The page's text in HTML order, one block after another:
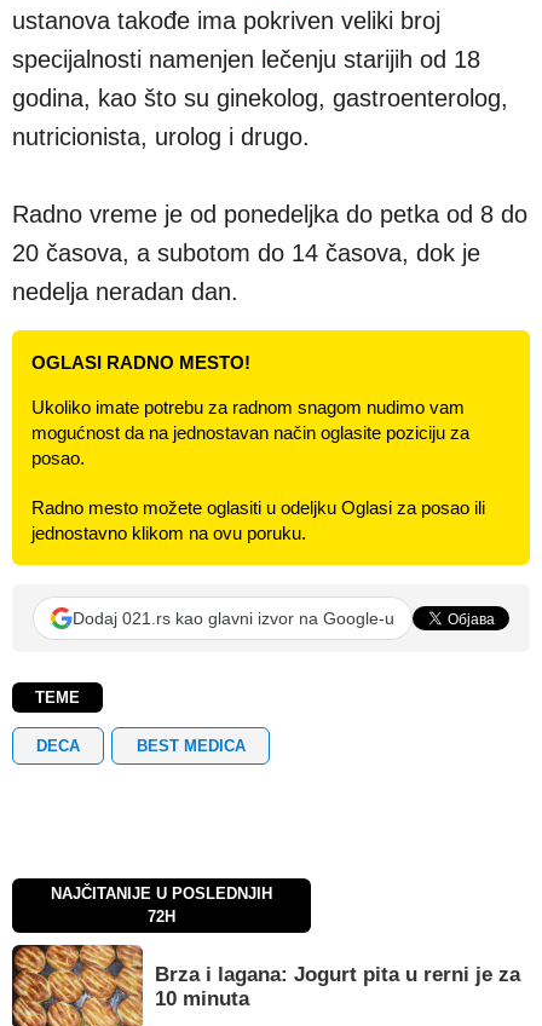
ustanova takođe ima pokriven veliki broj
specijalnosti namenjen lečenju starijih od 18
godina, kao što su ginekolog, gastroenterolog,
nutricionista, urolog i drugo.
Radno vreme je od ponedeljka do petka od 8 do
20 časova, a subotom do 14 časova, dok je
nedelja neradan dan.
OGLASI RADNO MESTO!
Ukoliko imate potrebu za radnom snagom nudimo vam
mogućnost da na jednostavan način oglasite poziciju za
posao.
Radno mesto možete oglasiti u odeljku Oglasi za posao ili
jednostavno klikom na ovu poruku.
Dodaj 021.rs kao glavni izvor na Google-u
TEME
DECA BEST MEDICA
NAJČITANIJE U POSLEDNJIH
72H
Brza i lagana: Jogurt pita u rerni je za
10 minuta